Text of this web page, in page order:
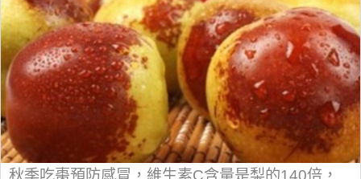
秋季吃棗預防感冒，維生素C含量是梨的140倍，